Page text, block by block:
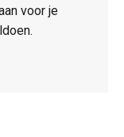
voor je